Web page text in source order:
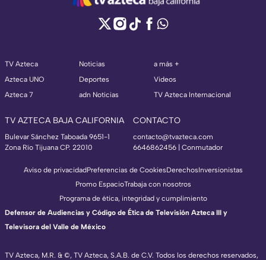
TV Azteca
Azteca UNO
Azteca 7
Noticias
Deportes
adn Noticias
a más +
Videos
TV Azteca Internacional
TV AZTECA BAJA CALIFORNIA
Bulevar Sánchez Taboada 9651-1
Zona Río Tijuana CP. 22010
CONTACTO
contacto@tvazteca.com
6646862456 | Conmutador
TV Azteca, M.R. & ©, TV Azteca, S.A.B. de C.V. Todos los derechos reservados,
Aviso de privacidadPreferencias de CookiesDerechosInversionistas
Promo EspacioTrabaja con nosotros
Programa de ética, integridad y cumplimiento
Defensor de Audiencias y Código de Ética de Televisión Azteca III y
Televisora del Valle de México